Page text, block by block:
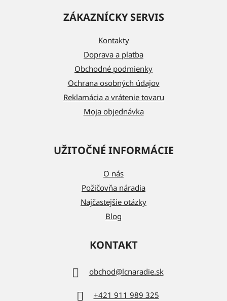
ZÁKAZNÍCKY SERVIS
Kontakty
Doprava a platba
Obchodné podmienky
Ochrana osobných údajov
Reklamácia a vrátenie tovaru
Moja objednávka
UŽITOČNÉ INFORMÁCIE
O nás
Požičovňa náradia
Najčastejšie otázky
Blog
KONTAKT
obchod@lcnaradie.sk
+421 911 989 325